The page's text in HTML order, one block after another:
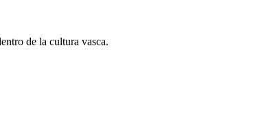
de la cultura vasca.